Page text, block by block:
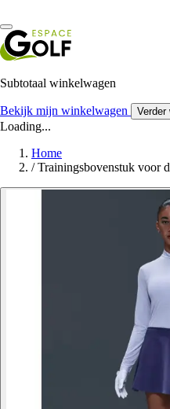
Subtotaal winkelwagen
Bekijk mijn winkelwagen Verder
Loading...
Home
/ Trainingsbovenstuk voor